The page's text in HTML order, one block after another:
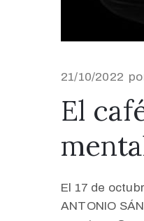
21/10/2022
El
El 17 de
ANTONIO